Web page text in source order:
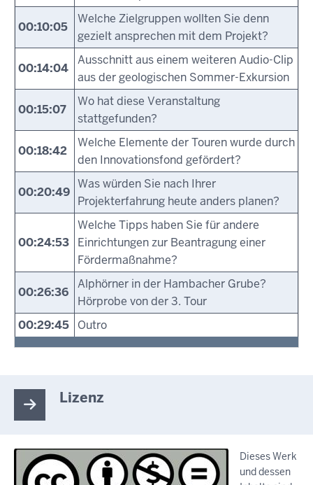
00:10:05
Welche Zielgruppen wollten Sie denn
gezielt ansprechen mit dem Projekt?
00:14:04
Ausschnitt aus einem weiteren Audio-Clip
aus der geologischen Sommer-Exkursion
00:15:07
Wo hat diese Veranstaltung
stattgefunden?
00:18:42
Welche Elemente der Touren wurde durch
den Innovationsfond gefördert?
00:20:49
Was würden Sie nach Ihrer
Projekterfahrung heute anders planen?
00:24:53
Welche Tipps haben Sie für andere
Einrichtungen zur Beantragung einer
Fördermaßnahme?
00:26:36
Alphörner in der Hambacher Grube?
Hörprobe von der 3. Tour
00:29:45
Outro
Lizenz
Dieses Werk
und dessen